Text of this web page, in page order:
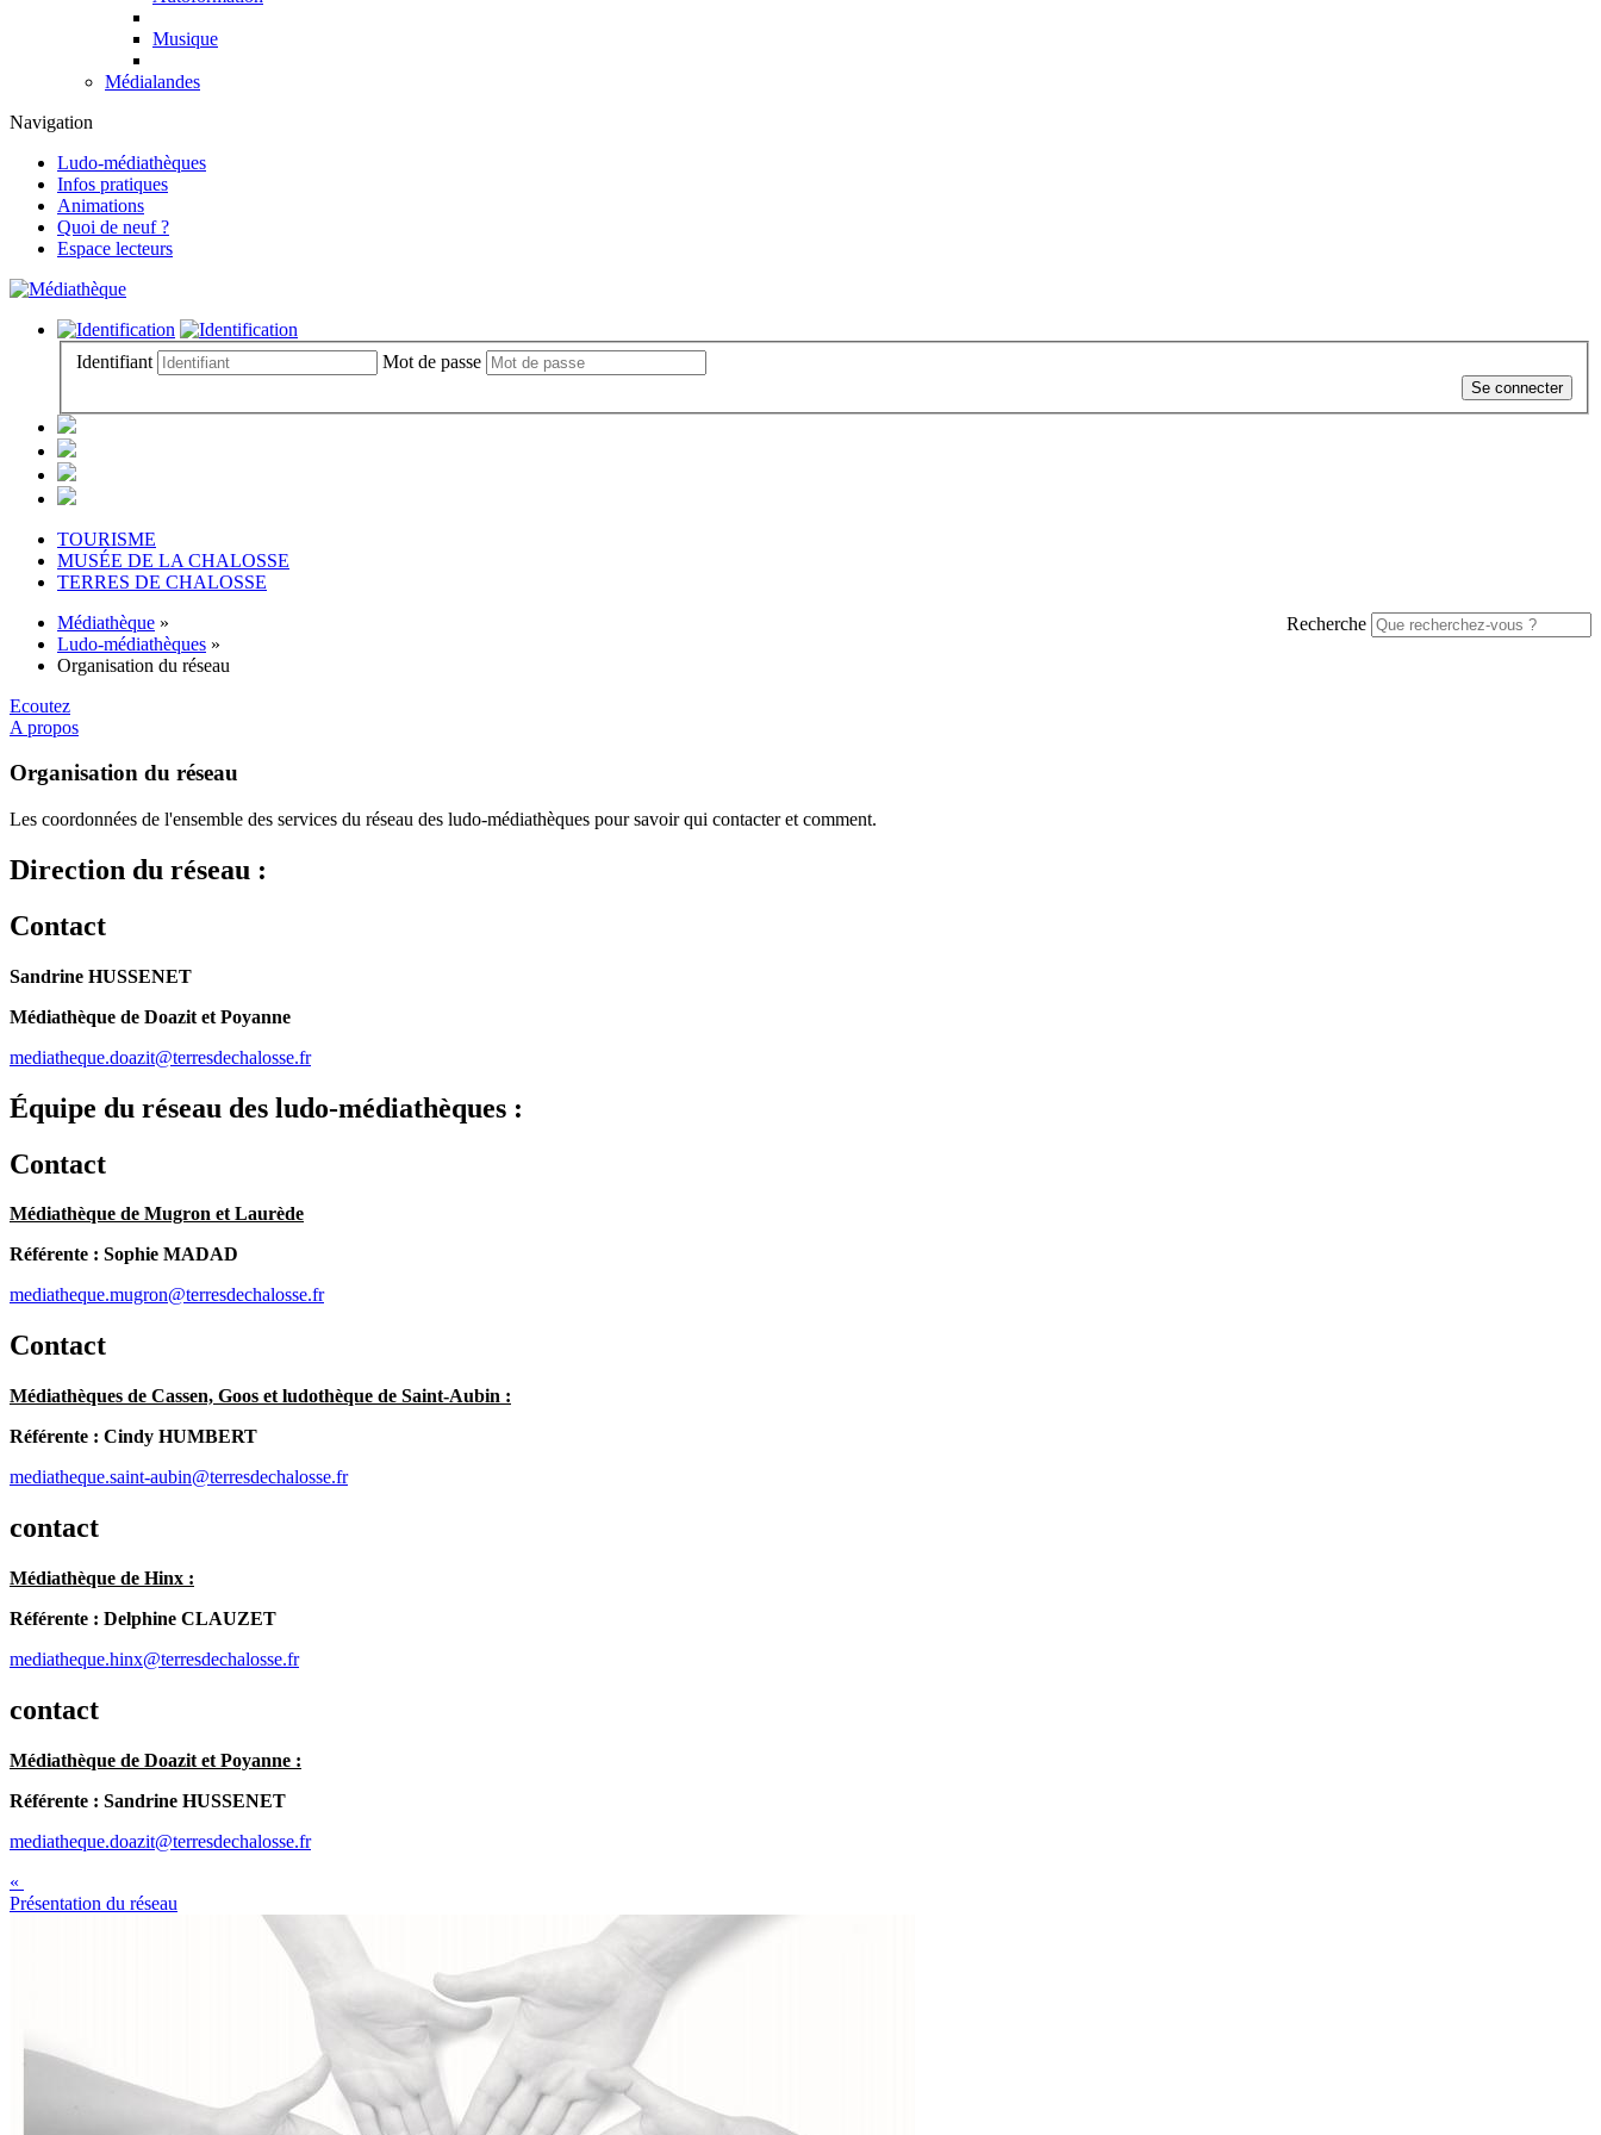
Musique
Médialandes
Navigation
Ludo-médiathèques
Infos pratiques
Animations
Quoi de neuf ?
Espace lecteurs
Identifiant Mot de passe
Se connecter
TOURISME
MUSÉE DE LA CHALOSSE
TERRES DE CHALOSSE
Recherche
Médiathèque »
Ludo-médiathèques »
Organisation du réseau
Ecoutez
A propos
Organisation du réseau
Les coordonnées de l'ensemble des services du réseau des ludo-médiathèques pour savoir qui contacter et comment.
Direction du réseau :
Contact
Sandrine HUSSENET
Médiathèque de Doazit et Poyanne
mediatheque.doazit@terresdechalosse.fr
Équipe du réseau des ludo-médiathèques :
Contact
Médiathèque de Mugron et Laurède
Référente : Sophie MADAD
mediatheque.mugron@terresdechalosse.fr
Contact
Médiathèques de Cassen, Goos et ludothèque de Saint-Aubin :
Référente : Cindy HUMBERT
mediatheque.saint-aubin@terresdechalosse.fr
contact
Médiathèque de Hinx :
Référente : Delphine CLAUZET
mediatheque.hinx@terresdechalosse.fr
contact
Médiathèque de Doazit et Poyanne :
Référente : Sandrine HUSSENET
mediatheque.doazit@terresdechalosse.fr
«
Présentation du réseau